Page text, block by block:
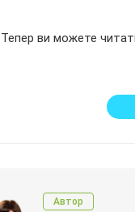
Тепер ви можете
Автор